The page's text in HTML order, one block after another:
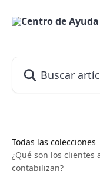
Todas las colecciones
¿Qué son los clientes
contabilizan?